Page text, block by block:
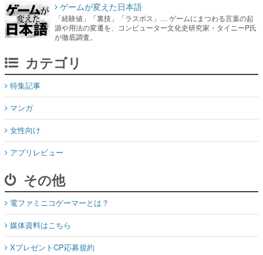
ゲームが変えた日本語
「経験値」「裏技」「ラスボス」… ゲームにまつわる言葉の起
源や用法の変遷を、コンピューター文化史研究家・タイニーP氏
が徹底調査。
カテゴリ
特集記事
マンガ
女性向け
アプリレビュー
その他
電ファミニコゲーマーとは？
媒体資料はこちら
XプレゼントCP応募規約